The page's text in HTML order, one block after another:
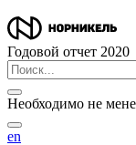
Годовой отчет 2020
Необходимо не
en